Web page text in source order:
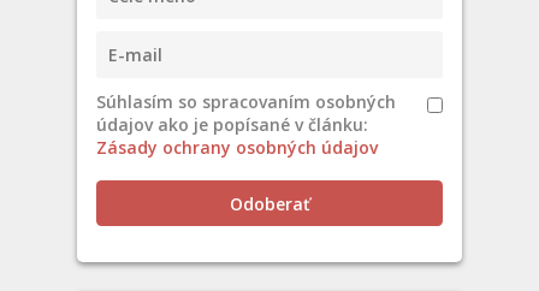
Súhlasím so spracovaním osobných
údajov ako je popísané v článku:
Zásady ochrany osobných údajov
Odoberať